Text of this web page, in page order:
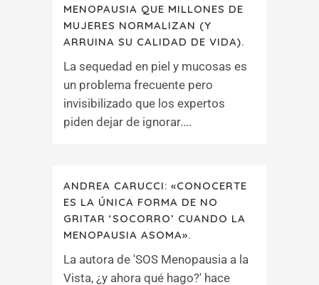
MENOPAUSIA QUE MILLONES DE
MUJERES NORMALIZAN (Y
ARRUINA SU CALIDAD DE VIDA).
La sequedad en piel y mucosas es
un problema frecuente pero
invisibilizado que los expertos
piden dejar de ignorar....
ANDREA CARUCCI: «CONOCERTE
ES LA ÚNICA FORMA DE NO
GRITAR ‘SOCORRO’ CUANDO LA
MENOPAUSIA ASOMA».
La autora de 'SOS Menopausia a la
Vista, ¿y ahora qué hago?' hace